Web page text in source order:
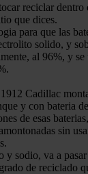
reciclar dentro
que dices.
para que las
solido, y
al 96%, y
Cadillac
y con bateria
de esas
sin
y sodio, va a
de reciclado